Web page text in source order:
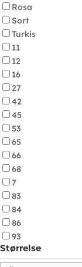
Rosa
Sort
Turkis
11
12
16
27
42
45
53
65
66
68
7
83
84
86
93
Størrelse